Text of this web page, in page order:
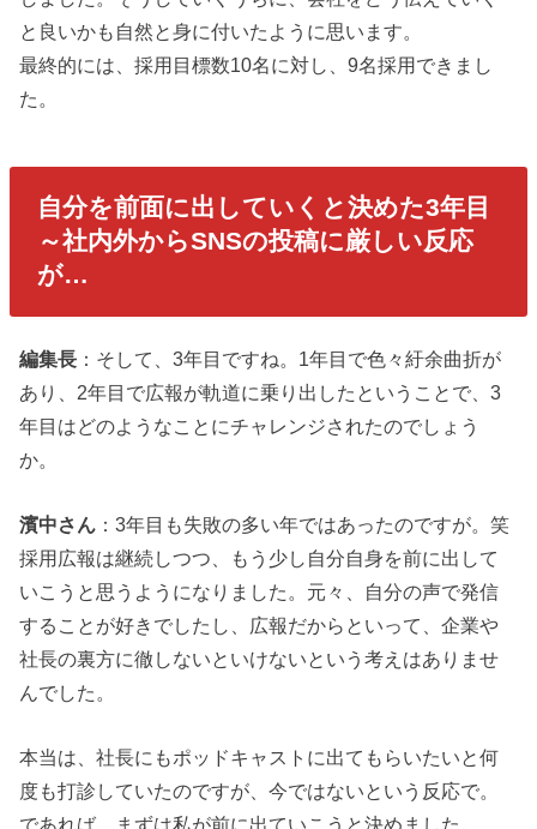
と良いかも自然と身に付いたように思います。
最終的には、採用目標数10名に対し、9名採用できまし
た。
自分を前面に出していくと決めた3年目
～社内外からSNSの投稿に厳しい反応
が…
編集長 ：そして、3年目ですね。1年目で色々紆余曲折が
あり、2年目で広報が軌道に乗り出したということで、3
年目はどのようなことにチャレンジされたのでしょう
か。
濱中さん ：3年目も失敗の多い年ではあったのですが。笑
採用広報は継続しつつ、もう少し自分自身を前に出して
いこうと思うようになりました。元々、自分の声で発信
することが好きでしたし、広報だからといって、企業や
社長の裏方に徹しないといけないという考えはありませ
んでした。
本当は、社長にもポッドキャストに出てもらいたいと何
度も打診していたのですが、今ではないという反応で。
であれば、まずは私が前に出ていこうと決めました。